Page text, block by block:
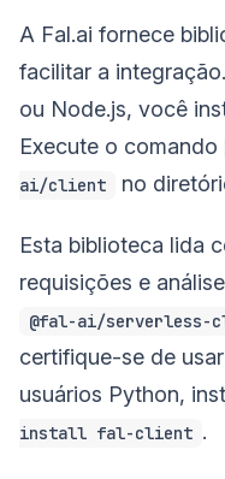
A Fal.ai fornece
facilitar a
ou Node.js, você
Execute o comando
ai/client
no
Esta biblioteca lida
requisições e
@fal-ai/serverless-
certifique-se de
usuários Python,
install fal-client .